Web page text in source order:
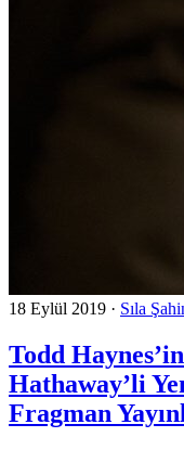
18 Eylül 2019 · Sıla
Todd
Hathaway’li
Fragman